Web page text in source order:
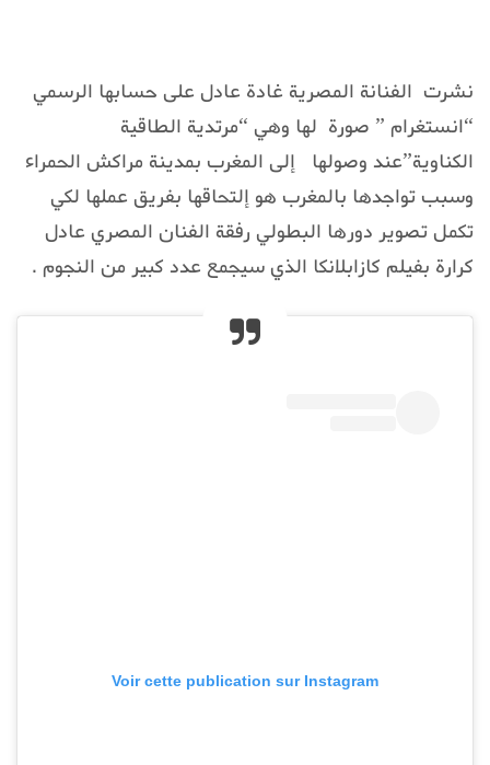
نشرت الفنانة المصرية غادة عادل على حسابها الرسمي
“انستغرام ” صورة لها وهي “مرتدية الطاقية
الكناوية”عند وصولها إلى المغرب بمدينة مراكش الحمراء
وسبب تواجدها بالمغرب هو إلتحاقها بفريق عملها لكي
تكمل تصوير دورها البطولي رفقة الفنان المصري عادل
كرارة بفيلم كازابلانكا الذي سيجمع عدد كبير من النجوم .
Voir cette publication sur Instagram